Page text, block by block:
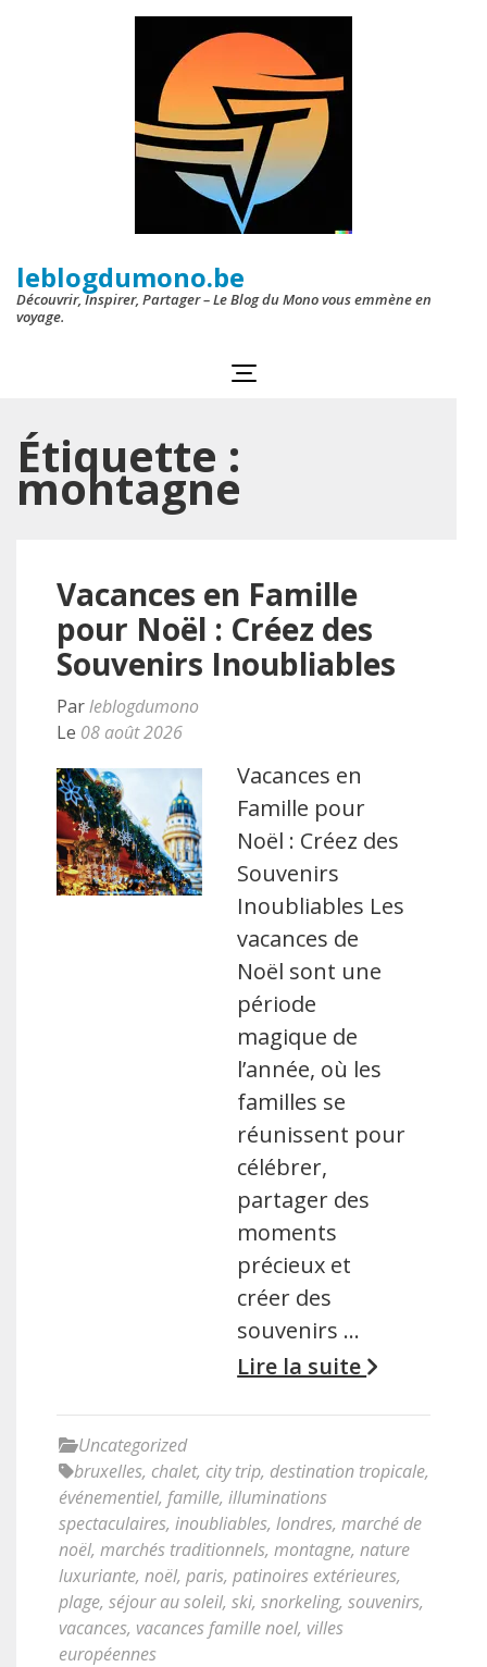
leblogdumono.be
Découvrir, Inspirer, Partager – Le Blog du Mono vous emmène en
voyage.
Étiquette :
montagne
Vacances en Famille
pour Noël : Créez des
Souvenirs Inoubliables
Parleblogdumono
Le 08 août 2026
Vacances en
Famille pour
Noël : Créez des
Souvenirs
Inoubliables Les
vacances de
Noël sont une
période
magique de
l’année, où les
familles se
réunissent pour
célébrer,
partager des
moments
précieux et
créer des
souvenirs …
Lire la suite
Uncategorized
bruxelles, chalet, city trip, destination tropicale,
événementiel, famille, illuminations
spectaculaires, inoubliables, londres, marché de
noël, marchés traditionnels, montagne, nature
luxuriante, noël, paris, patinoires extérieures,
plage, séjour au soleil, ski, snorkeling, souvenirs,
vacances, vacances famille noel, villes
européennes